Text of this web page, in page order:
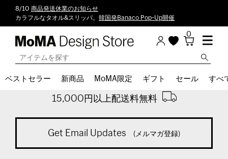
8/10 商品発送休業のお知らせ
カラフルなタオル&スリッパ。 韓国発Banaco Pop-Up開催
0
ベストセラー 新商品 MoMA限定 ギフト セール すべ
Back To Top
※通常商品税込計算時
15,000円以上配送料無料
Get Email Updates (メルマガ登録)